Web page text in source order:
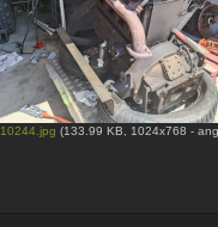
10244.jpg (133.99 KB, 1024x768 -